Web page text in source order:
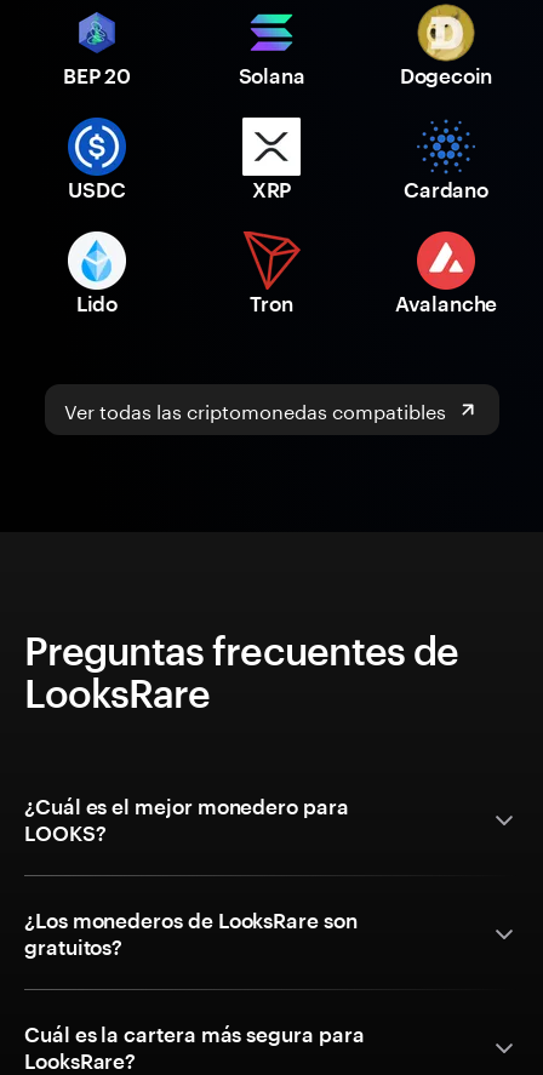
BEP 20 Solana Dogecoin
USDC XRP Cardano
Lido Tron Avalanche
Ver todas las criptomonedas compatibles
Preguntas frecuentes de
LooksRare
¿Cuál es el mejor monedero para
LOOKS?
¿Los monederos de LooksRare son
gratuitos?
Cuál es la cartera más segura para
LooksRare?